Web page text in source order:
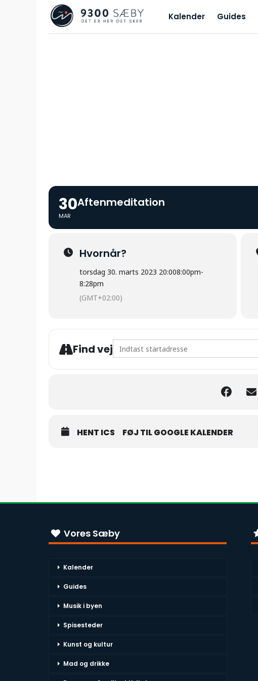
Kalender Guides
30
MAR
Aftenmeditation
Hvornår?
torsdag 30. marts 2023 20:008:00pm-
8:28pm
(GMT+02:00)
Find vej Address - Aftenmeditation [hREHQQ5f3]
HENT ICS FØJ TIL GOOGLE KALENDER
Vores Sæby
Kalender
Guides
Musik i byen
Spisesteder
Kunst og kultur
Mad og drikke